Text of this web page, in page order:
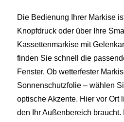
Die Bedienung Ihrer Markise
Knopfdruck oder über Ihre
Kassettenmarkise mit
finden Sie schnell die
Fenster. Ob wetterfester
Sonnenschutzfolie – wählen
optische Akzente. Hier vor Ort
den Ihr Außenbereich